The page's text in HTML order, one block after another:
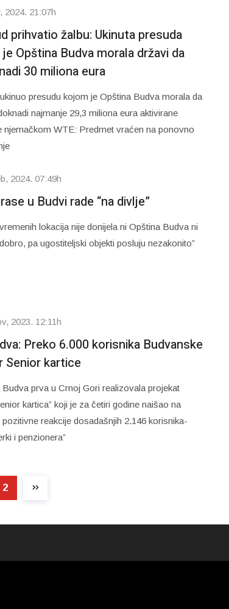
2024. 21:07h
prihvatio žalbu: Ukinuta presuda
Opština Budva morala državi da
30 miliona eura
presudu kojom je Opština Budva morala da
najmanje 29,3 miliona eura aktivirane
njemačkom WTE: Predmet vraćen na ponovno
2024. 07:49h
u Budvi rade “na divlje”
lokacija nije donijela ni Opština Budva ni
pa ugostiteljski objekti posluju nezakonito”
2023. 12:11h
Preko 6.000 korisnika Budvanske
Senior kartice
Budva prva u Crnoj Gori realizovala projekat
kartica” koji je za četiri godine naišao na
reakcije dosadašnjih 2.146 korisnika-
i penzionera”
2